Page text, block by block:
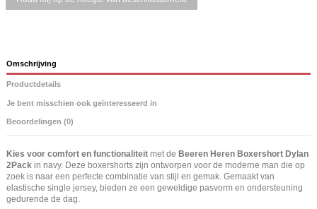
Omschrijving
Productdetails
Je bent misschien ook geïnteresseerd in
Beoordelingen (0)
Kies voor comfort en functionaliteit met de Beeren Heren Boxershort Dylan
2Pack in navy. Deze boxershorts zijn ontworpen voor de moderne man die op
zoek is naar een perfecte combinatie van stijl en gemak. Gemaakt van
elastische single jersey, bieden ze een geweldige pasvorm en ondersteuning
gedurende de dag.